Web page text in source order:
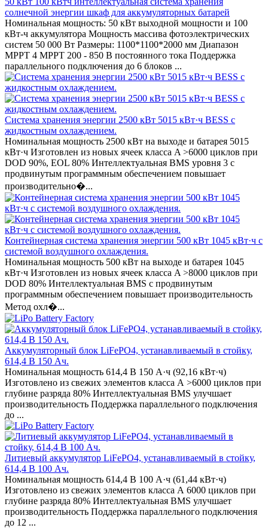
солнечной энергии шкаф для аккумуляторных батарей
Номинальная мощность: 50 кВт выходной мощности и 100
кВт-ч аккумулятора Мощность массива фотоэлектрических
систем 50 000 Вт Размеры: 1100*1100*2000 мм Диапазон
MPPT 4 MPPT 200 - 850 В постоянного тока Поддержка
параллельного подключения до 6 блоков ...
Система хранения энергии 2500 кВт 5015 кВт·ч BESS с
жидкостным охлаждением.
Номинальная мощность 2500 кВт на выходе и батарея 5015
кВт·ч Изготовлен из новых ячеек класса A >6000 циклов при
DOD 90%, EOL 80% Интеллектуальная BMS уровня 3 с
продвинутым программным обеспечением повышает
производительно�...
Контейнерная система хранения энергии 500 кВт 1045 кВт·ч с
системой воздушного охлаждения.
Номинальная мощность 500 кВт на выходе и батарея 1045
кВт·ч Изготовлен из новых ячеек класса A >8000 циклов при
DOD 80% Интеллектуальная BMS с продвинутым
программным обеспечением повышает производительность
Метод охл�...
Аккумуляторный блок LiFePO4, устанавливаемый в стойку,
614,4 В 150 Ач.
Номинальная мощность 614,4 В 150 А·ч (92,16 кВт·ч)
Изготовлено из свежих элементов класса А >6000 циклов при
глубине разряда 80% Интеллектуальная BMS улучшает
производительность Поддержка параллельного подключения
до ...
Литиевый аккумулятор LiFePO4, устанавливаемый в стойку,
614,4 В 100 Ач.
Номинальная мощность 614,4 В 100 А·ч (61,44 кВт·ч)
Изготовлено из свежих элементов класса А 6000 циклов при
глубине разряда 80% Интеллектуальная BMS улучшает
производительность Поддержка параллельного подключения
до 12 ...